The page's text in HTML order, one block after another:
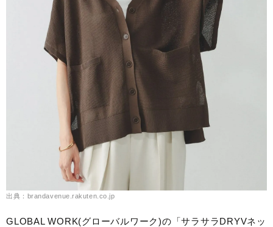
出典：brandavenue.rakuten.co.jp
GLOBAL WORK(グローバルワーク)の「サラサラDRYVネッ